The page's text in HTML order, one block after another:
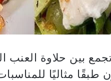
بين حلاوة العنب
طبقًا مثاليًا